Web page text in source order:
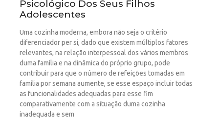
Psicológico Dos Seus Filhos
Adolescentes
Uma cozinha moderna, embora não seja o critério
diferenciador per si, dado que existem múltiplos fatores
relevantes, na relação interpessoal dos vários membros
duma família e na dinâmica do próprio grupo, pode
contribuir para que o número de refeições tomadas em
família por semana aumente, se esse espaço incluir todas
as funcionalidades adequadas para esse fim
comparativamente com a situação duma cozinha
inadequada e sem